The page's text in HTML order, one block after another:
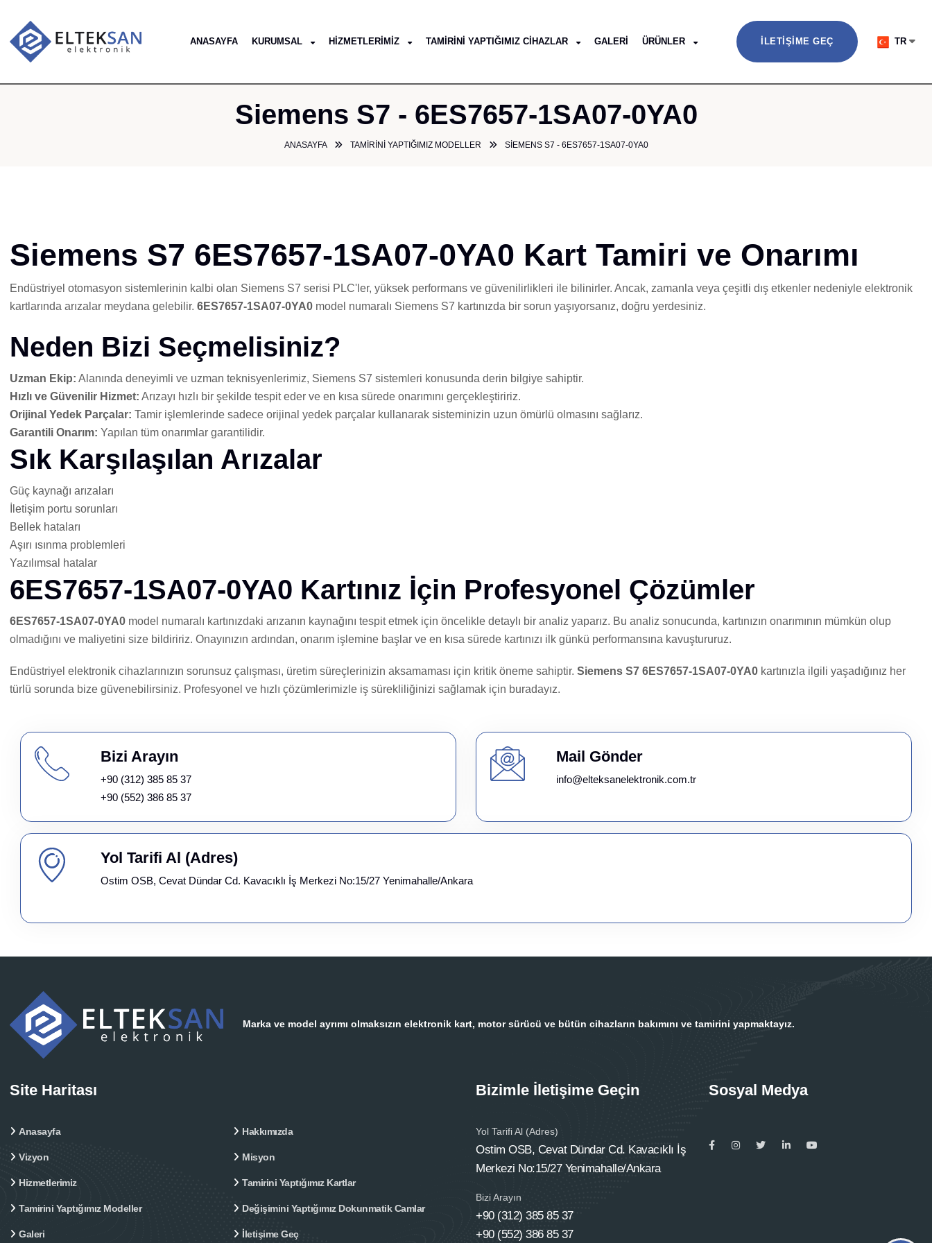
ANASAYFA KURUMSAL HIZMETLERIMIZ TAMIRINI YAPTIĞIMIZ CIHAZLAR GALERI ÜRÜNLER İLETIŞIME GEÇ TR
Siemens S7 - 6ES7657-1SA07-0YA0
ANASAYFA TAMIRINI YAPTIĞIMIZ MODELLER SIEMENS S7 - 6ES7657-1SA07-0YA0
Siemens S7 6ES7657-1SA07-0YA0 Kart Tamiri ve Onarımı
Endüstriyel otomasyon sistemlerinin kalbi olan Siemens S7 serisi PLC'ler, yüksek performans ve güvenilirlikleri ile bilinirler. Ancak, zamanla veya çeşitli dış etkenler nedeniyle elektronik
kartlarında arızalar meydana gelebilir.6ES7657-1SA07-0YA0 model numaralı Siemens S7 kartınızda bir sorun yaşıyorsanız, doğru yerdesiniz.
Neden Bizi Seçmelisiniz?
Uzman Ekip: Alanında deneyimli ve uzman teknisyenlerimiz, Siemens S7 sistemleri konusunda derin bilgiye sahiptir.
Hızlı ve Güvenilir Hizmet: Arızayı hızlı bir şekilde tespit eder ve en kısa sürede onarımını gerçekleştiririz.
Orijinal Yedek Parçalar: Tamir işlemlerinde sadece orijinal yedek parçalar kullanarak sisteminizin uzun ömürlü olmasını sağlarız.
Garantili Onarım: Yapılan tüm onarımlar garantilidir.
Sık Karşılaşılan Arızalar
Güç kaynağı arızaları
İletişim portu sorunları
Bellek hataları
Aşırı ısınma problemleri
Yazılımsal hatalar
6ES7657-1SA07-0YA0 Kartınız İçin Profesyonel Çözümler
6ES7657-1SA07-0YA0 model numaralı kartınızdaki arızanın kaynağını tespit etmek için öncelikle detaylı bir analiz yaparız. Bu analiz sonucunda, kartınızın onarımının mümkün olup
olmadığını ve maliyetini size bildiririz. Onayınızın ardından, onarım işlemine başlar ve en kısa sürede kartınızı ilk günkü performansına kavuştururuz.
Endüstriyel elektronik cihazlarınızın sorunsuz çalışması, üretim süreçlerinizin aksamaması için kritik öneme sahiptir.Siemens S7 6ES7657-1SA07-0YA0 kartınızla ilgili yaşadığınız her
türlü sorunda bize güvenebilirsiniz. Profesyonel ve hızlı çözümlerimizle iş sürekliliğinizi sağlamak için buradayız.
Bizi Arayın
+90 (312) 385 85 37
+90 (552) 386 85 37
Mail Gönder
info@elteksanelektronik.com.tr
Yol Tarifi Al (Adres)
Ostim OSB, Cevat Dündar Cd. Kavacıklı İş Merkezi No:15/27 Yenimahalle/Ankara
Marka ve model ayrımı olmaksızın elektronik kart, motor sürücü ve bütün cihazların bakımını ve tamirini yapmaktayız.
Site Haritası
Anasayfa Hakkımızda
Vizyon Misyon
Hizmetlerimiz Tamirini Yaptığımız Kartlar
Tamirini Yaptığımız Modeller Değişimini Yaptığımız Dokunmatik Camlar
Galeri İletişime Geç
Bizimle İletişime Geçin
Yol Tarifi Al (Adres)
Ostim OSB, Cevat Dündar Cd. Kavacıklı İş
Merkezi No:15/27 Yenimahalle/Ankara
Bizi Arayın
+90 (312) 385 85 37
+90 (552) 386 85 37
Sosyal Medya